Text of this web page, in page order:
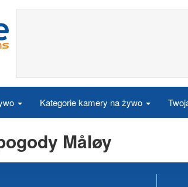
Kategorie kamery na żywo
Måløy